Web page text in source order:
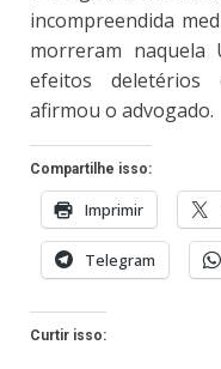
incompreendida
morreram naquela
efeitos deletérios
afirmou o advogado.
Compartilhe isso:
Imprimir
Telegram
Curtir isso: